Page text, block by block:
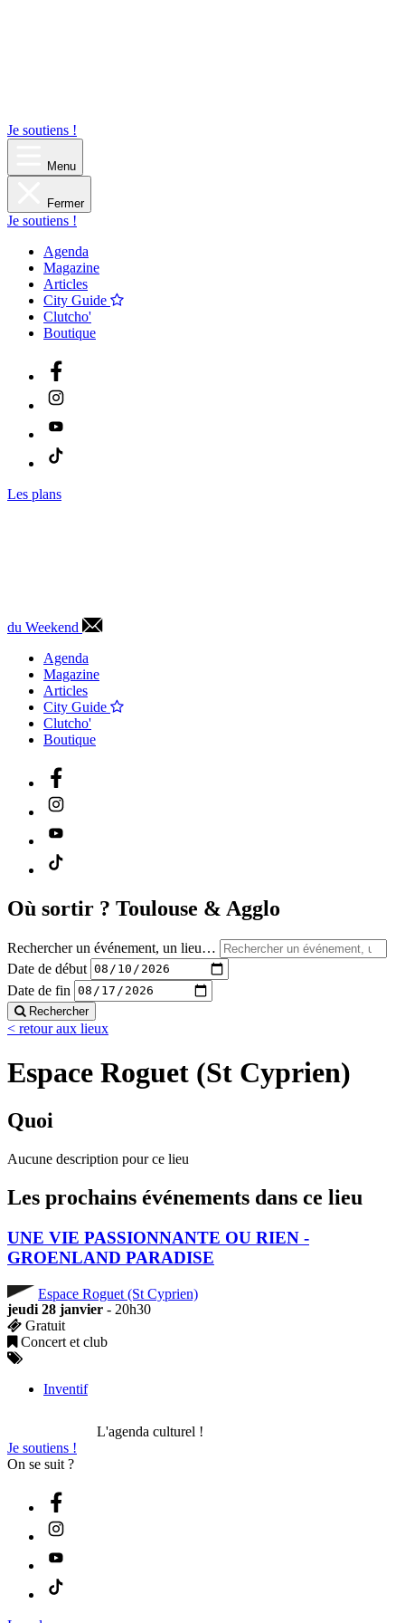
Je soutiens !
Menu
Fermer
Je soutiens !
Agenda
Magazine
Articles
City Guide
Clutcho'
Boutique
Les plans
du Weekend
Agenda
Magazine
Articles
City Guide
Clutcho'
Boutique
Où sortir ? Toulouse & Agglo
Rechercher un événement, un lieu…
Date de début
Date de fin
Rechercher
< retour aux lieux
Espace Roguet (St Cyprien)
Quoi
Aucune description pour ce lieu
Les prochains événements dans ce lieu
UNE VIE PASSIONNANTE OU RIEN -
GROENLAND PARADISE
Espace Roguet (St Cyprien)
jeudi 28 janvier - 20h30
Gratuit
Concert et club
Inventif
L'agenda culturel !
Je soutiens !
On se suit ?